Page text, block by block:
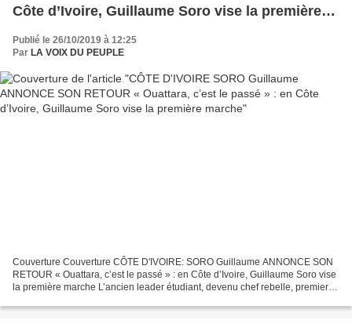
Côte d’Ivoire, Guillaume Soro vise la première
Publié le 26/10/2019 à 12:25
Par LA VOIX DU PEUPLE
Couverture Couverture CÔTE D'IVOIRE: SORO Guillaume ANNONCE SON
RETOUR « Ouattara, c’est le passé » : en Côte d’Ivoire, Guillaume Soro vise
la première marche L’ancien leader étudiant, devenu chef rebelle, premier